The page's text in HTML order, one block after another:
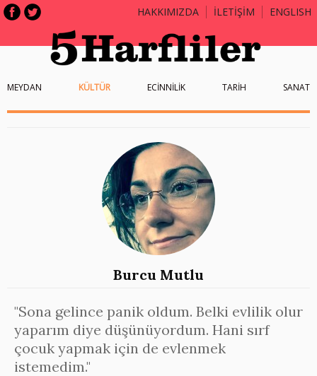
HAKKIMIZDA İLETİŞİM ENGLISH
MEYDAN KÜLTÜR ECİNNİLİK TARİH SANAT
Burcu Mutlu
"Sona gelince panik oldum. Belki evlilik olur
yaparım diye düşünüyordum. Hani sırf
çocuk yapmak için de evlenmek
istemedim."